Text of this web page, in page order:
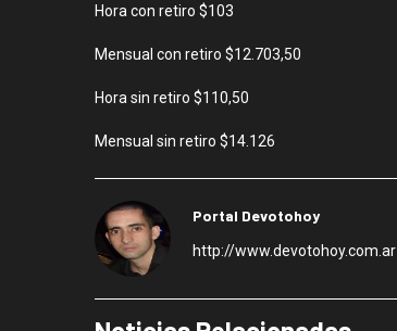
Hora con retiro $103
Mensual con retiro $12.703,50
Hora sin retiro $110,50
Mensual sin retiro $14.126
Portal Devotohoy
http://www.devotohoy.com.ar